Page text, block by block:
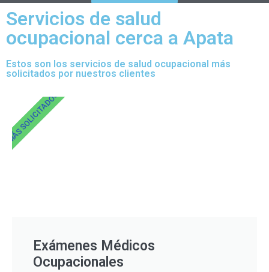
Servicios de salud
ocupacional cerca a Apata
Estos son los servicios de salud ocupacional más
solicitados por nuestros clientes
Exámenes Médicos
Ocupacionales
MÁS SOLICITADOS